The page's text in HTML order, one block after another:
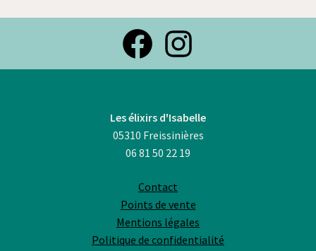
Facebook
Les élixirs d'Isabelle
05310 Freissinières
06 81 50 22 19
Contact
Points de vente
Mentions légales
Politique de confidentialité